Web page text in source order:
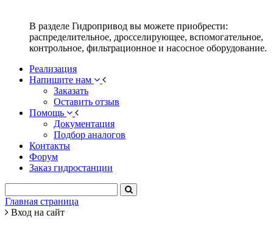
В разделе Гидропривод вы можете приобрести:
распределительное, дросселирующее, вспомогательное,
контрольное, фильтрационное и насосное оборудование.
Реализация
Напишите нам
Заказать
Оставить отзыв
Помощь
Документация
Подбор аналогов
Контакты
Форум
Заказ гидростанции
Главная страница
Вход на сайт